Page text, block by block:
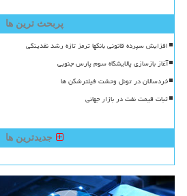
پربحث ترین ها
افزایش سپرده قانونی بانکها ترمز تازه رشد نقدینگی
آغاز بازسازی پالایشگاه سوم پارس جنوبی
خردسالان در تونل وحشت فیلترشکن ها
ثبات قیمت نفت در بازار جهانی
جدیدترین ها